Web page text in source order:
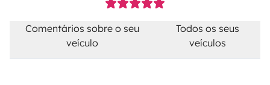
Comentários sobre o seu
veículo
Todos os seus
veículos